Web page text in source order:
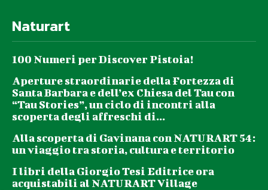
Naturart
100 Numeri per Discover Pistoia!
Aperture straordinarie della Fortezza di
Santa Barbara e dell’ex Chiesa del Tau con
“Tau Stories”, un ciclo di incontri alla
scoperta degli affreschi di...
Alla scoperta di Gavinana con NATURART 54:
un viaggio tra storia, cultura e territorio
I libri della Giorgio Tesi Editrice ora
acquistabili al NATURART Village